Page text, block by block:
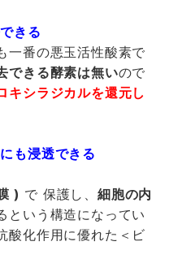
きる
一番の悪玉活性酸素で
できる酵素は無いので
キシラジカルを還元し
も浸透できる
) で 保護し、細胞の内
という構造になってい
酸化作用に優れた＜ビ